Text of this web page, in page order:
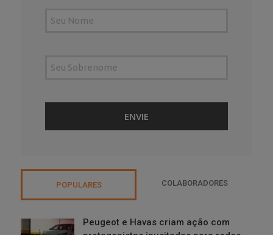
POPULARES COLABORADORES
Peugeot e Havas criam ação com